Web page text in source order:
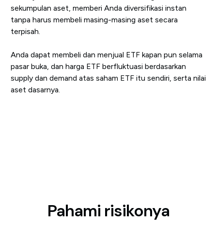
sekumpulan aset, memberi Anda diversifikasi instan
tanpa harus membeli masing-masing aset secara
terpisah.
Anda dapat membeli dan menjual ETF kapan pun selama
pasar buka, dan harga ETF berfluktuasi berdasarkan
supply dan demand atas saham ETF itu sendiri, serta nilai
aset dasarnya.
Pahami risikonya